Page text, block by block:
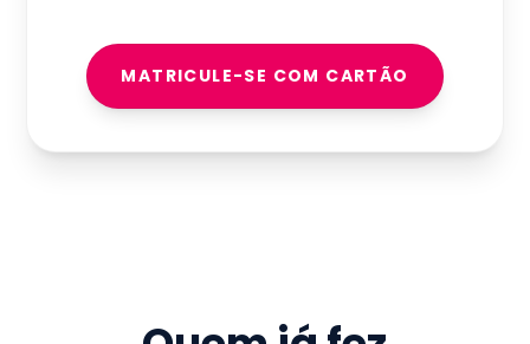
MATRICULE-SE COM CARTÃO